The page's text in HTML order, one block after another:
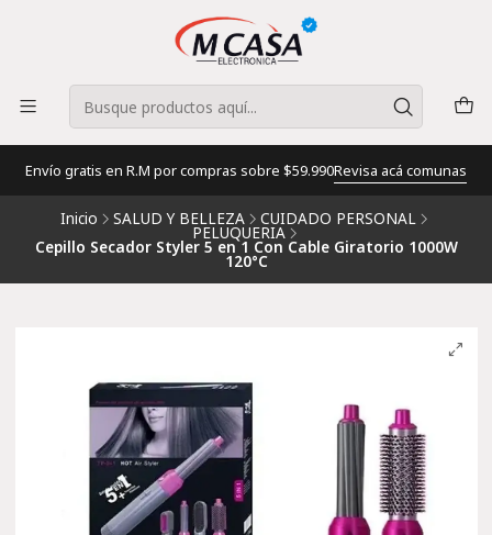
Envío gratis en R.M por compras sobre $59.990Revisa acá comunas
Inicio SALUD Y BELLEZA CUIDADO PERSONAL
PELUQUERIA
Cepillo Secador Styler 5 en 1 Con Cable Giratorio 1000W
120°C